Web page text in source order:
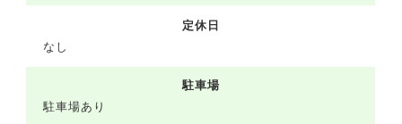
定休日
なし
駐車場
駐車場あり